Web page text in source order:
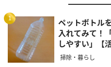
1
ペットボトル
入れてみて！
しやすい」【
掃除・暮らし